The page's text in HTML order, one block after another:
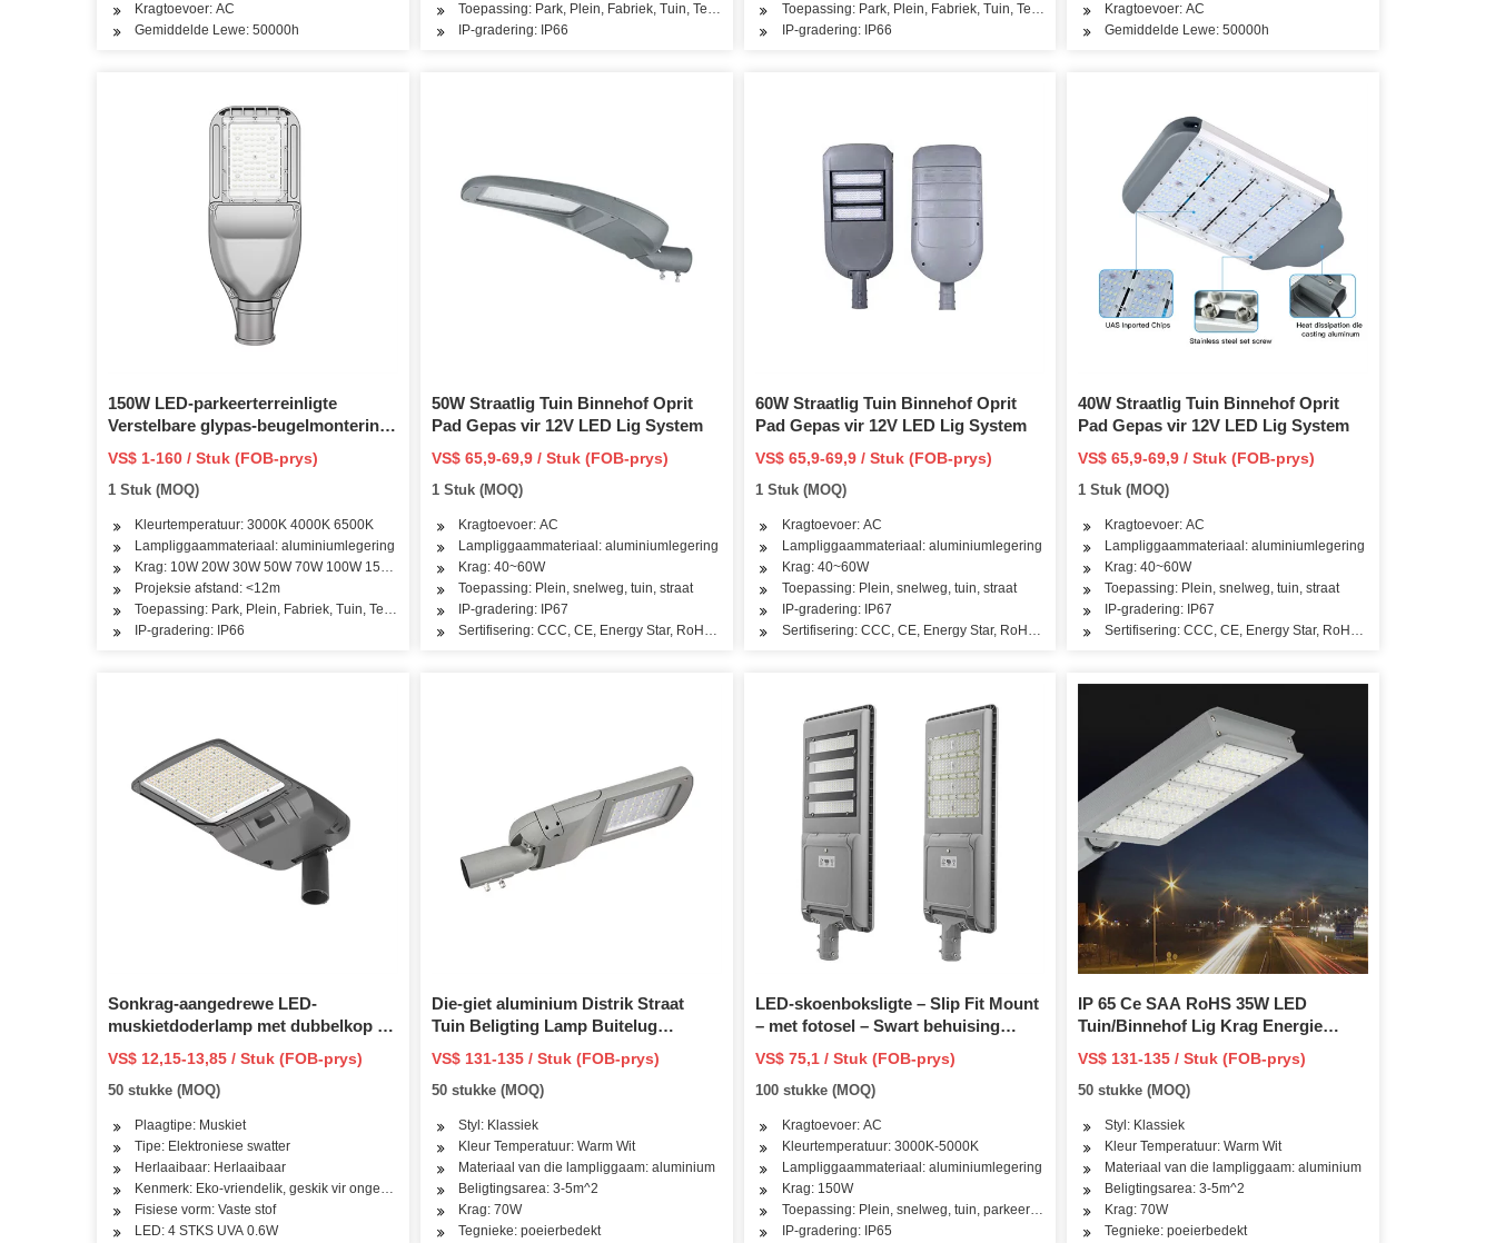
Kragtoevoer: AC
Gemiddelde Lewe: 50000h
Toepassing: Park, Plein, Fabriek, Tuin, Tennisbaan, Basketbalbaan, Vlugbalarea
IP-gradering: IP66
Toepassing: Park, Plein, Fabriek, Tuin, Tennisbaan, Basketbalbaan, Vlugbalarea
IP-gradering: IP66
Kragtoevoer: AC
Gemiddelde Lewe: 50000h
150W LED-parkeerterreinligte
Verstelbare glypas-beugelmontering
met skemer tot dagbreek fotosel
buite kommersiële area beligting
IP66 Waterdig 5000K 22000lm 7 jaar
VS$ 1-160 / Stuk (FOB-prys)
1 Stuk (MOQ)
Kleurtemperatuur: 3000K 4000K 6500K
Lampliggaammateriaal: aluminiumlegering
Krag: 10W 20W 30W 50W 70W 100W 150W 200W 250W 300W
Projeksie afstand: <12m
Toepassing: Park, Plein, Fabriek, Tuin, Tennisbaan, Basketbalbaan, Vlugbalarea
IP-gradering: IP66
50W Straatlig Tuin Binnehof Oprit
Pad Gepas vir 12V LED Lig System
VS$ 65,9-69,9 / Stuk (FOB-prys)
1 Stuk (MOQ)
Kragtoevoer: AC
Lampliggaammateriaal: aluminiumlegering
Krag: 40~60W
Toepassing: Plein, snelweg, tuin, straat
IP-gradering: IP67
Sertifisering: CCC, CE, Energy Star, RoHS, Dlc, TUV
60W Straatlig Tuin Binnehof Oprit
Pad Gepas vir 12V LED Lig System
VS$ 65,9-69,9 / Stuk (FOB-prys)
1 Stuk (MOQ)
Kragtoevoer: AC
Lampliggaammateriaal: aluminiumlegering
Krag: 40~60W
Toepassing: Plein, snelweg, tuin, straat
IP-gradering: IP67
Sertifisering: CCC, CE, Energy Star, RoHS, Dlc, TUV
40W Straatlig Tuin Binnehof Oprit
Pad Gepas vir 12V LED Lig System
VS$ 65,9-69,9 / Stuk (FOB-prys)
1 Stuk (MOQ)
Kragtoevoer: AC
Lampliggaammateriaal: aluminiumlegering
Krag: 40~60W
Toepassing: Plein, snelweg, tuin, straat
IP-gradering: IP67
Sertifisering: CCC, CE, Energy Star, RoHS, Dlc, TUV
Sonkrag-aangedrewe LED-
muskietdoderlamp met dubbelkop –
buite tuin grasperk
muskietafstotende pad lig muskiet
lokvalle
VS$ 12,15-13,85 / Stuk (FOB-prys)
50 stukke (MOQ)
Plaagtipe: Muskiet
Tipe: Elektroniese swatter
Herlaaibaar: Herlaaibaar
Kenmerk: Eko-vriendelik, geskik vir ongeveer 220 vierkante voet
Fisiese vorm: Vaste stof
LED: 4 STKS UVA 0.6W
Die-giet aluminium Distrik Straat
Tuin Beligting Lamp Buitelug
Beligting LED Powered Courtyard
Light
VS$ 131-135 / Stuk (FOB-prys)
50 stukke (MOQ)
Styl: Klassiek
Kleur Temperatuur: Warm Wit
Materiaal van die lampliggaam: aluminium
Beligtingsarea: 3-5m^2
Krag: 70W
Tegnieke: poeierbedekt
LED-skoenboksligte – Slip Fit Mount
– met fotosel – Swart behuising
150W LED Straatligte
VS$ 75,1 / Stuk (FOB-prys)
100 stukke (MOQ)
Kragtoevoer: AC
Kleurtemperatuur: 3000K-5000K
Lampliggaammateriaal: aluminiumlegering
Krag: 150W
Toepassing: Plein, snelweg, tuin, parkeerterrein, pad, straat
IP-gradering: IP65
IP 65 Ce SAA RoHS 35W LED
Tuin/Binnehof Lig Krag Energie
Grond Beligting Lamp met Waterdig
VS$ 131-135 / Stuk (FOB-prys)
50 stukke (MOQ)
Styl: Klassiek
Kleur Temperatuur: Warm Wit
Materiaal van die lampliggaam: aluminium
Beligtingsarea: 3-5m^2
Krag: 70W
Tegnieke: poeierbedekt